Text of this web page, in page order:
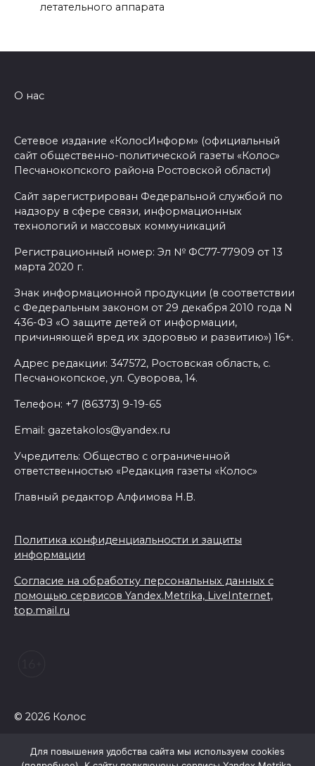
летательного аппарата
О нас
Сетевое издание «КолосИнформ» (официальный
сайт общественно-политической газеты «Колос»
Песчанокопского района Ростовской области)
Сайт зарегистрирован Федеральной службой по
надзору в сфере связи, информационных
технологий и массовых коммуникаций
Регистрационный номер: Эл № ФС77-77909 от 13
марта 2020 г.
Знак информационной продукции (в соответствии
с Федеральным законом от 29 декабря 2010 года N
436-ФЗ «О защите детей от информации,
причиняющей вред их здоровью и развитию») 16+.
Адрес редакции: 347572, Ростовская область, с.
Песчанокопское, ул. Суворова, 14.
Телефон: +7 (86373) 9-19-65
Email: gazetakolos@yandex.ru
Учредитель: Общество с ограниченной
ответственностью «Редакция газеты «Колос»
Главный редактор Алфимова Н.В.
Политика конфиденциальности и защиты
информации
Согласие на обработку персональных данных с
помощью сервисов Yandex.Metrika, LiveInternet,
top.mail.ru
© 2026 Колос
Для повышения удобства сайта мы используем cookies